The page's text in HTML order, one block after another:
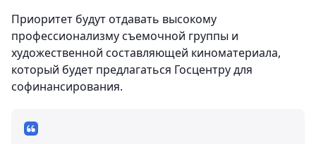
Приоритет будут отдавать высокому
профессионализму съемочной группы и
художественной составляющей киноматериала,
который будет предлагаться Госцентру для
софинансирования.